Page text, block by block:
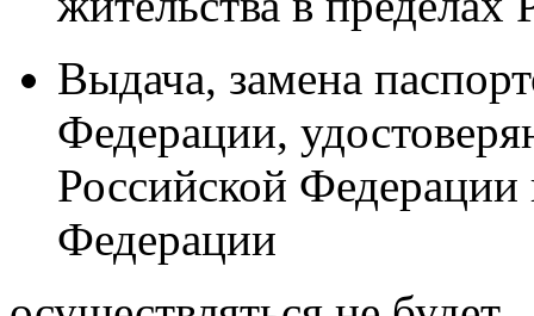
Выдача, замена
Федерации,
Российской Федерации
Федерации